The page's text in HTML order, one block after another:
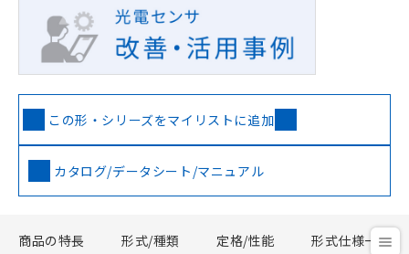
この形・シリーズをマイリストに追加
カタログ/データシート/マニュアル
商品の特長 形式/種類 定格/性能 形式仕様一覧